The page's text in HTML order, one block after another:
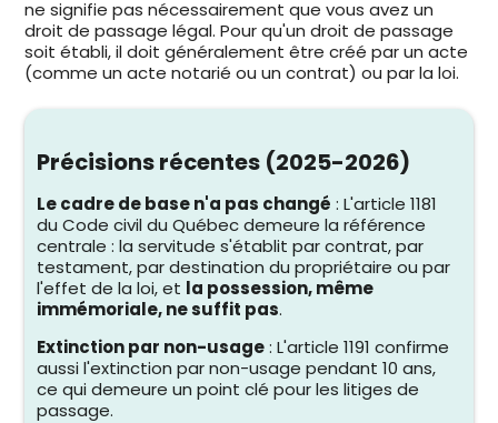
ne signifie pas nécessairement que vous avez un
droit de passage légal. Pour qu'un droit de passage
soit établi, il doit généralement être créé par un acte
(comme un acte notarié ou un contrat) ou par la loi.
Précisions récentes (2025-2026)
Le cadre de base n'a pas changé : L'article 1181
du Code civil du Québec demeure la référence
centrale : la servitude s'établit par contrat, par
testament, par destination du propriétaire ou par
l'effet de la loi, et la possession, même
immémoriale, ne suffit pas.
Extinction par non-usage: L'article 1191 confirme
aussi l'extinction par non-usage pendant 10 ans,
ce qui demeure un point clé pour les litiges de
passage.